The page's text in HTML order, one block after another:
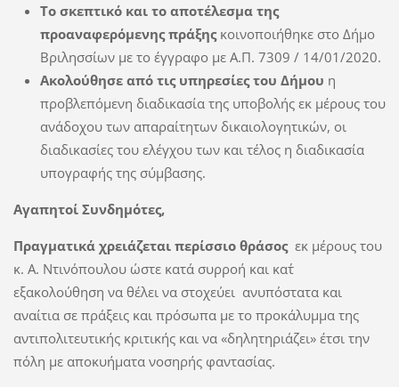
Το σκεπτικό και το αποτέλεσμα της
προαναφερόμενης πράξηςκοινοποιήθηκε στο Δήμο
Βριλησσίων με το έγγραφο με Α.Π. 7309 / 14/01/2020.
Ακολούθησε από τις υπηρεσίες του Δήμου η
προβλεπόμενη διαδικασία της υποβολής εκ μέρους του
ανάδοχου των απαραίτητων δικαιολογητικών, οι
διαδικασίες του ελέγχου των και τέλος η διαδικασία
υπογραφής της σύμβασης.
Αγαπητοί Συνδημότες,
Πραγματικά χρειάζεται περίσσιο θράσοςεκ μέρους του
κ. Α. Ντινόπουλου ώστε κατά συρροή και κατ΄
εξακολούθηση να θέλει να στοχεύει ανυπόστατα και
αναίτια σε πράξεις και πρόσωπα με το προκάλυμμα της
αντιπολιτευτικής κριτικής και να «δηλητηριάζει» έτσι την
πόλη με αποκυήματα νοσηρής φαντασίας.